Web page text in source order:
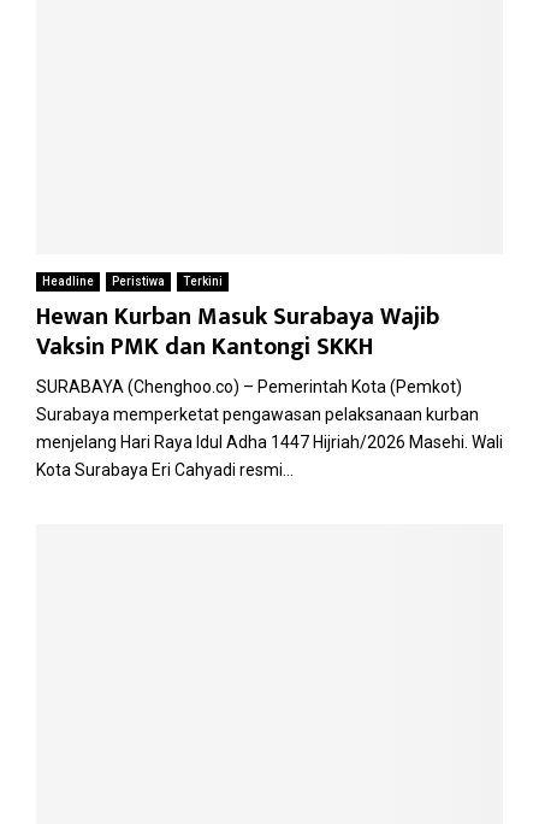
Headline Peristiwa Terkini
Hewan Kurban Masuk Surabaya Wajib
Vaksin PMK dan Kantongi SKKH
SURABAYA (Chenghoo.co) – Pemerintah Kota (Pemkot)
Surabaya memperketat pengawasan pelaksanaan kurban
menjelang Hari Raya Idul Adha 1447 Hijriah/2026 Masehi. Wali
Kota Surabaya Eri Cahyadi resmi...